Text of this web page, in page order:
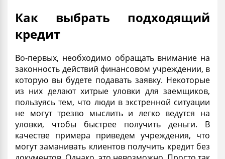
Как выбрать подходящий
кредит
Во-первых, необходимо обращать внимание на
законность действий финансовом учреждении, в
которую вы будете подавать заявку. Некоторые
из них делают хитрые уловки для заемщиков,
пользуясь тем, что люди в экстренной ситуации
не могут трезво мыслить и легко ведутся на
уловки, чтобы быстрее получить деньги. В
качестве примера приведем учреждения, что
могут заманивать клиентов получить кредит без